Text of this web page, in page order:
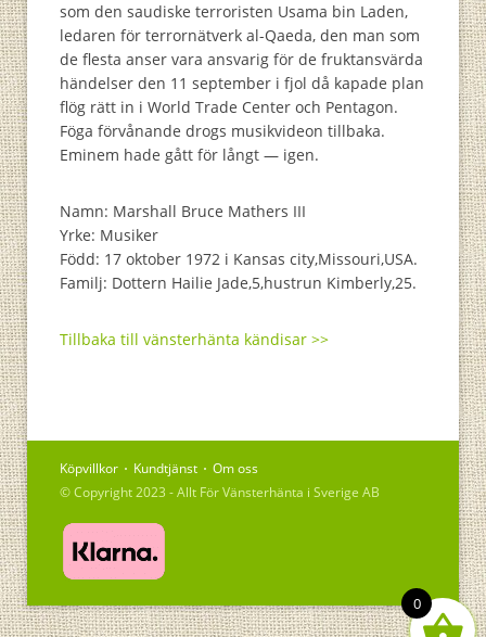
som den saudiske terroristen Usama bin Laden,
ledaren för terrornätverk al-Qaeda, den man som
de flesta anser vara ansvarig för de fruktansvärda
händelser den 11 september i fjol då kapade plan
flög rätt in i World Trade Center och Pentagon.
Föga förvånande drogs musikvideon tillbaka.
Eminem hade gått för långt — igen.
Namn: Marshall Bruce Mathers III
Yrke: Musiker
Född: 17 oktober 1972 i Kansas city,Missouri,USA.
Familj: Dottern Hailie Jade,5,hustrun Kimberly,25.
Tillbaka till vänsterhänta kändisar >>
Köpvillkor Kundtjänst
Om oss
© Copyright 2023 - Allt För Vänsterhänta i Sverige AB
0